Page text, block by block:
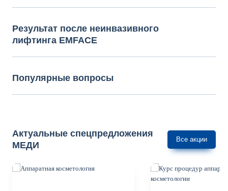
Результат после неинвазивного
лифтинга EMFACE
Популярные вопросы
Актуальные спецпредложения
МЕДИ
Все акции